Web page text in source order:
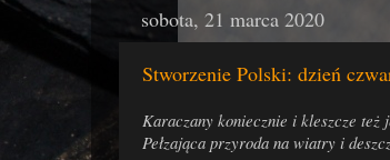
sobota, 21 marca 2020
Stworzenie Polski: dzień
Karaczany koniecznie i kleszcze też
Pełzająca przyroda na wiatry i